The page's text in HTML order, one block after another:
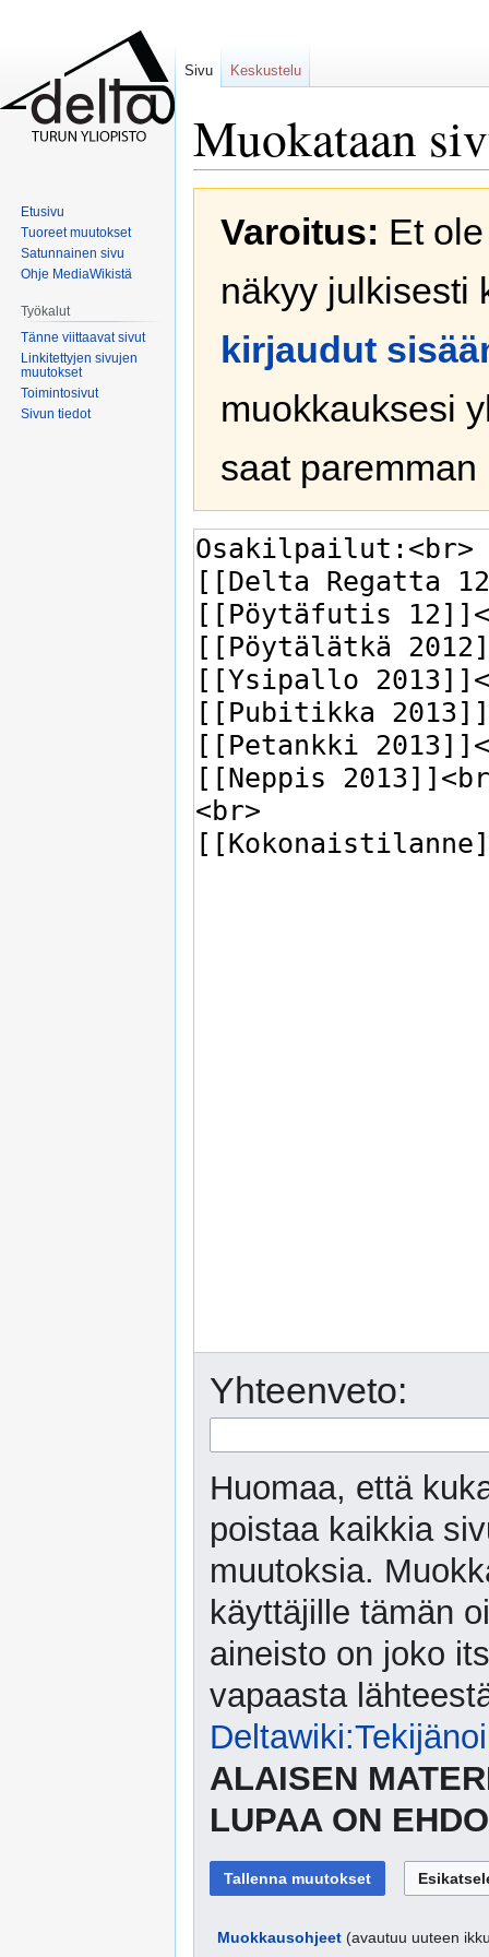
Muokataan
navigaatioon
hakuunVaroitus: Et
näkyy julkisesti
kirjaudut
muokkauksesi
saat
Yhteenveto:
Huomaa, että
poistaa kaikkia
muutoksia.
käyttäjille tämän
aineisto on joko
vapaasta
ALAISEN
LUPAA ON
Muokkausohjeet (avautuu uuteen
Sivu Keskustelu
Etusivu
Tuoreet muutokset
Satunnainen sivu
Ohje MediaWikistä
Työkalut
Tänne viittaavat sivut
Linkitettyjen sivujen
muutokset
Toimintosivut
Sivun tiedot